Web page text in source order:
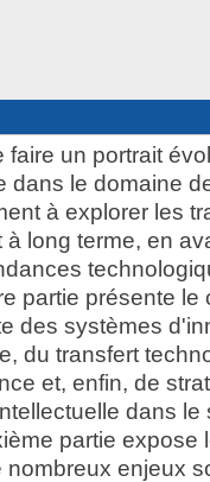
un portrait
dans le domaine
à explorer les
long terme, en
partie présente le
des systèmes
du transfert
et, enfin, de
dans
partie expose
nombreux enjeux